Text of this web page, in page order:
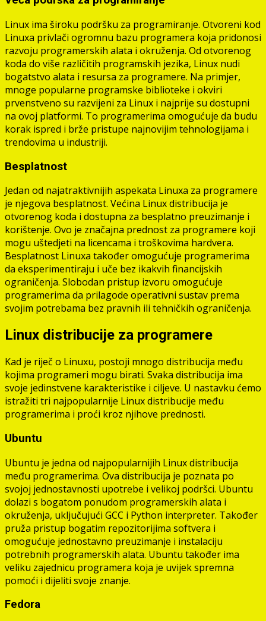
Linux ima široku podršku za programiranje. Otvoreni kod
Linuxa privlači ogromnu bazu programera koja pridonosi
razvoju programerskih alata i okruženja. Od otvorenog
koda do više različitih programskih jezika, Linux nudi
bogatstvo alata i resursa za programere. Na primjer,
mnoge popularne programske biblioteke i okviri
prvenstveno su razvijeni za Linux i najprije su dostupni
na ovoj platformi. To programerima omogućuje da budu
korak ispred i brže pristupe najnovijim tehnologijama i
trendovima u industriji.
Besplatnost
Jedan od najatraktivnijih aspekata Linuxa za programere
je njegova besplatnost. Većina Linux distribucija je
otvorenog koda i dostupna za besplatno preuzimanje i
korištenje. Ovo je značajna prednost za programere koji
mogu uštedjeti na licencama i troškovima hardvera.
Besplatnost Linuxa također omogućuje programerima
da eksperimentiraju i uče bez ikakvih financijskih
ograničenja. Slobodan pristup izvoru omogućuje
programerima da prilagode operativni sustav prema
svojim potrebama bez pravnih ili tehničkih ograničenja.
Linux distribucije za programere
Kad je riječ o Linuxu, postoji mnogo distribucija među
kojima programeri mogu birati. Svaka distribucija ima
svoje jedinstvene karakteristike i ciljeve. U nastavku ćemo
istražiti tri najpopularnije Linux distribucije među
programerima i proći kroz njihove prednosti.
Ubuntu
Ubuntu je jedna od najpopularnijih Linux distribucija
među programerima. Ova distribucija je poznata po
svojoj jednostavnosti upotrebe i velikoj podršci. Ubuntu
dolazi s bogatom ponudom programerskih alata i
okruženja, uključujući GCC i Python interpreter. Također
pruža pristup bogatim repozitorijima softvera i
omogućuje jednostavno preuzimanje i instalaciju
potrebnih programerskih alata. Ubuntu također ima
veliku zajednicu programera koja je uvijek spremna
pomoći i dijeliti svoje znanje.
Fedora